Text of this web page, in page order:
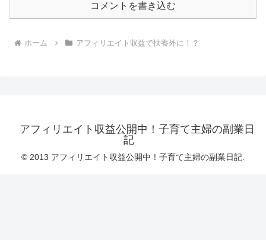
コメントを書き込む
ホーム アフィリエイト収益で扶養外に！？
アフィリエイト収益公開中！子育て主婦の副業日
記
© 2013 アフィリエイト収益公開中！子育て主婦の副業日記.